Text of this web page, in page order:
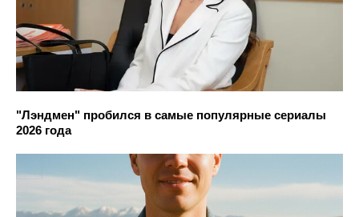
"Лэндмен" пробился в самые популярные сериалы
2026 года